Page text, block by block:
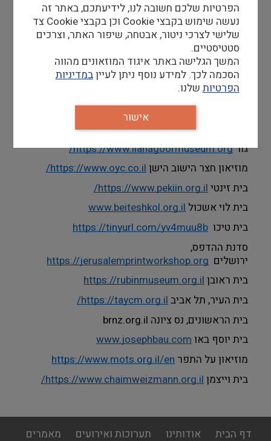
"ימי המוזיאונים הבין-לאומיים בבתים היסטוריים"
https://demhist.mini.icom.museum/activities/h
ouse-museum-days/
האירוע
מוזיאון אילנה
גור https://www.ilanagoormuseum.org/
מוזיאון חצר הישוב הישן https://www.oyc.co.il/
בית זינטי https://www.pekiin.org.il/
בית לוי אשכול www.beiteshkol.org.il
בית טיכו https://tinyurl.com/yv4muu8b
סדנת ההדפס,
ירושלים https://jerusalemprintworkshop.org
בית ראובן https://rubinmuseum.org.il
בית העיר, תל אביב https://taycm.org.il/
בית הראשונים, נס ציונה brnz.org.il
בית יוסף באו www.josephbau.com
מוזיאון על התפר https://www.mots.org.il/en
בית וייצמן https://www.chaimweizmann.org.il/
footer
דף הבית אודותינו תערוכות ואירועים
מאמרים
הפרטיות שלכם חשובה לנו, לידיעתכם, באתר זה
נעשה שימוש בקבצי Cookie וכן בקבצי Cookie צד
שלישי לצרכי ניטור, אבטחה, שיפור האתר, וצרכים
סטטיסטיים.
המשך הגלישה באתר איגוד המוזאונים מהווה
הסכמה לכך. למידע נוסף ניתן לעייןבמדיניות
הפרטיותשלנו.
אישור